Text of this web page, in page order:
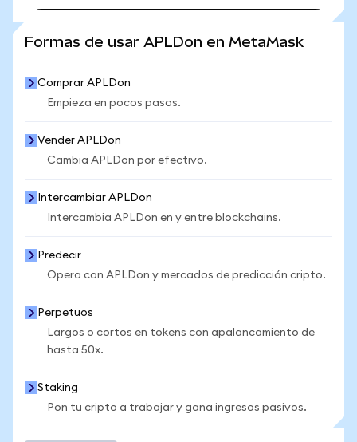
Formas de usar APLDon en MetaMask
Comprar APLDon
Empieza en pocos pasos.
Vender APLDon
Cambia APLDon por efectivo.
Intercambiar APLDon
Intercambia APLDon en y entre blockchains.
Predecir
Opera con APLDon y mercados de predicción cripto.
Perpetuos
Largos o cortos en tokens con apalancamiento de
hasta 50x.
Staking
Pon tu cripto a trabajar y gana ingresos pasivos.